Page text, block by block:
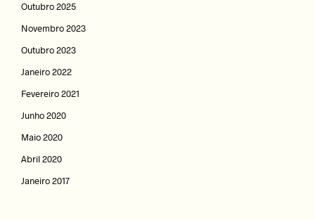
Outubro 2025
Novembro 2023
Outubro 2023
Janeiro 2022
Fevereiro 2021
Junho 2020
Maio 2020
Abril 2020
Janeiro 2017